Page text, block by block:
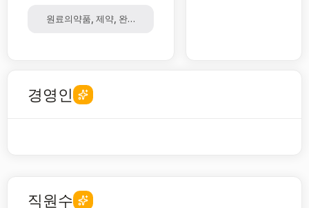
원료의약품, 제약, 완제의약품, 의약품, 의료기기, 로봇, 동물영양
경영인
직원수